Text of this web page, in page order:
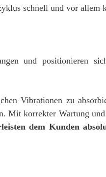
schnell und vor allem
und positionieren
Vibrationen zu
Mit korrekter Wartung
dem Kunden